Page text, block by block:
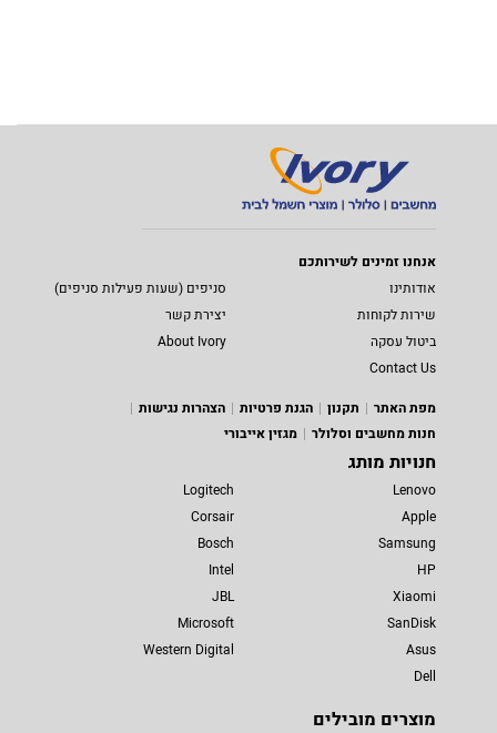
אנחנו זמינים לשירותכם
אודותינו
סניפים (שעות פעילות סניפים)
שירות לקוחות
יצירת קשר
ביטול עסקה
About Ivory
Contact Us
מפת האתר
תקנון הגנת פרטיות
הצהרות נגישות
חנות מחשבים וסלולר
מגזין אייבורי
חנויות מותג
Lenovo
Apple
Samsung
HP
Xiaomi
SanDisk
Asus
Dell
Logitech
Corsair
Bosch
Intel
JBL
Microsoft
Western Digital
מוצרים מובילים